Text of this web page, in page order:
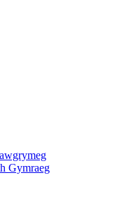
Gymraeg